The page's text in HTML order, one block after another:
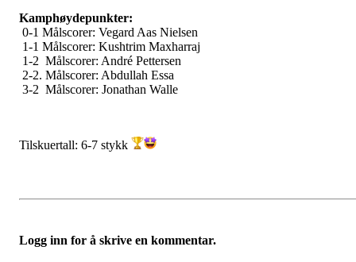
Kamphøydepunkter:
0-1 Målscorer: Vegard Aas Nielsen
1-1 Målscorer: Kushtrim Maxharraj
1-2 Målscorer: André Pettersen
2-2. Målscorer: Abdullah Essa
3-2 Målscorer: Jonathan Walle
Tilskuertall: 6-7 stykk
Logg inn for å skrive en kommentar.